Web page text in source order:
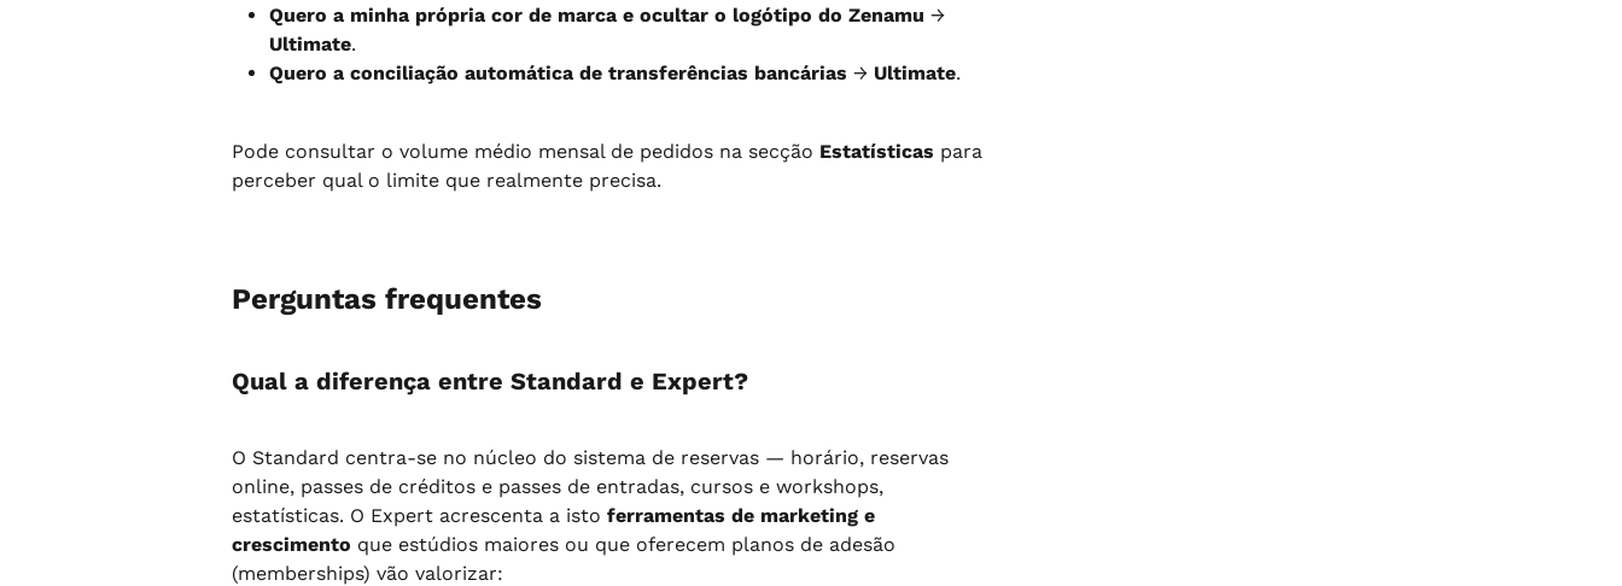
Quero a minha própria cor de marca e ocultar o logótipo do Zenamu →
Ultimate.
Quero a conciliação automática de transferências bancárias → Ultimate.
Pode consultar o volume médio mensal de pedidos na secção Estatísticas para
perceber qual o limite que realmente precisa.
Perguntas frequentes
Qual a diferença entre Standard e Expert?
O Standard centra-se no núcleo do sistema de reservas — horário, reservas
online, passes de créditos e passes de entradas, cursos e workshops,
estatísticas. O Expert acrescenta a isto ferramentas de marketing e
crescimento que estúdios maiores ou que oferecem planos de adesão
(memberships) vão valorizar: